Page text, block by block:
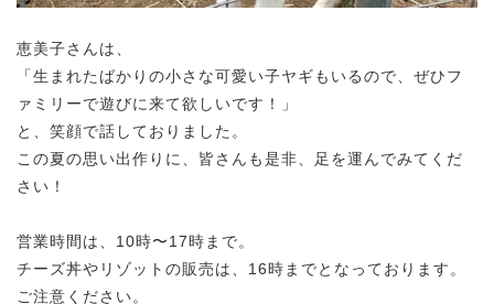
恵美子さんは、
「生まれたばかりの小さな可愛い子ヤギもいるので、ぜひフ
ァミリーで遊びに来て欲しいです！」
と、笑顔で話しておりました。
この夏の思い出作りに、皆さんも是非、足を運んでみてくだ
さい！
営業時間は、10時〜17時まで。
チーズ丼やリゾットの販売は、16時までとなっております。
ご注意ください。